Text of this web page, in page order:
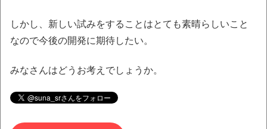
しかし、新しい試みをすることはとても素晴らしいこと
なので今後の開発に期待したい。
みなさんはどうお考えでしょうか。